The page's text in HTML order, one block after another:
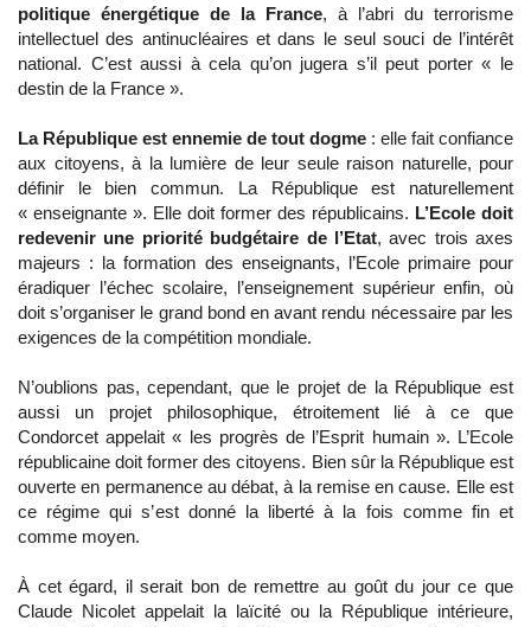
politique énergétique de la France, à l’abri du terrorisme
intellectuel des antinucléaires et dans le seul souci de l’intérêt
national. C’est aussi à cela qu’on jugera s’il peut porter « le
destin de la France ».
La République est ennemie de tout dogme : elle fait confiance
aux citoyens, à la lumière de leur seule raison naturelle, pour
définir le bien commun. La République est naturellement
« enseignante ». Elle doit former des républicains. L’Ecole doit
redevenir une priorité budgétaire de l’Etat, avec trois axes
majeurs : la formation des enseignants, l’Ecole primaire pour
éradiquer l’échec scolaire, l’enseignement supérieur enfin, où
doit s’organiser le grand bond en avant rendu nécessaire par les
exigences de la compétition mondiale.
N’oublions pas, cependant, que le projet de la République est
aussi un projet philosophique, étroitement lié à ce que
Condorcet appelait « les progrès de l’Esprit humain ». L’Ecole
républicaine doit former des citoyens. Bien sûr la République est
ouverte en permanence au débat, à la remise en cause. Elle est
ce régime qui s’est donné la liberté à la fois comme fin et
comme moyen.
À cet égard, il serait bon de remettre au goût du jour ce que
Claude Nicolet appelait la laïcité ou la République intérieure,